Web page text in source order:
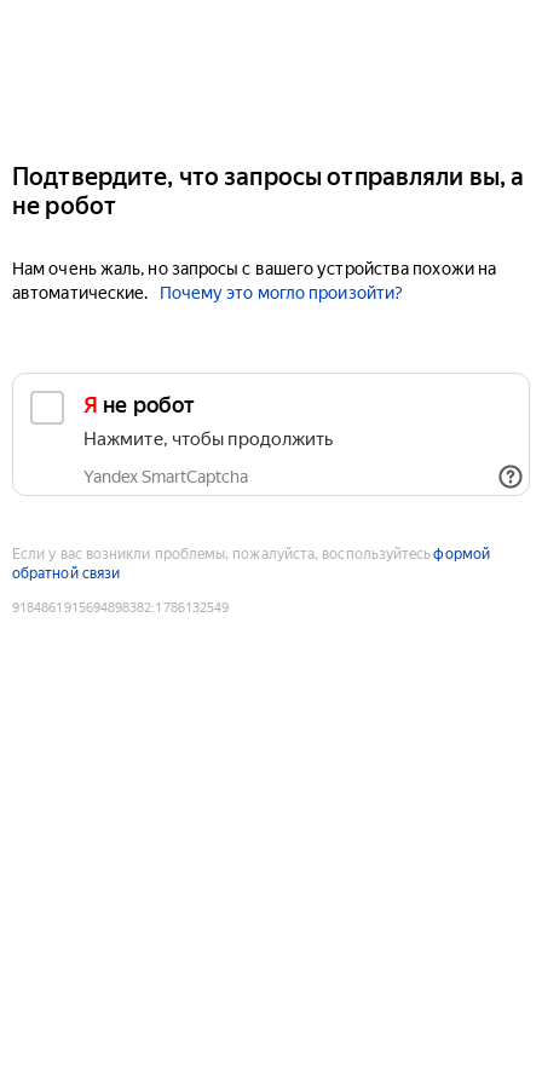
Подтвердите, что запросы отправляли вы, а
не робот
Нам очень жаль, но запросы с вашего устройства похожи на
автоматические.
Почему это могло произойти?
Я не робот
Нажмите, чтобы продолжить
Yandex SmartCaptcha
Если у вас возникли проблемы, пожалуйста, воспользуйтесьформой
обратной связи
9184861915694898382:1786132549